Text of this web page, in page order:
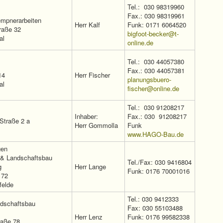
32
Herr Kalf
Tel.: 030 98319960
Fax.: 030 98319961
Funk: 0171 6064520
bigfoot-becker@t-
online.de
Herr Fischer
Tel.: 030 44057380
Fax.: 030 44057381
planungsbuero-
fischer@online.de
2 a
Inhaber:
Herr Gommolla
Tel.: 030 91208217
Fax.: 030 91208217
Funk
www.HAGO-Bau.de
Landschaftsbau
Herr Lange
Tel./Fax: 030 9416804
Funk: 0176 70001016
Herr Lenz
Tel.: 030 9412333
Fax: 030 55103488
Funk: 0176 99582338